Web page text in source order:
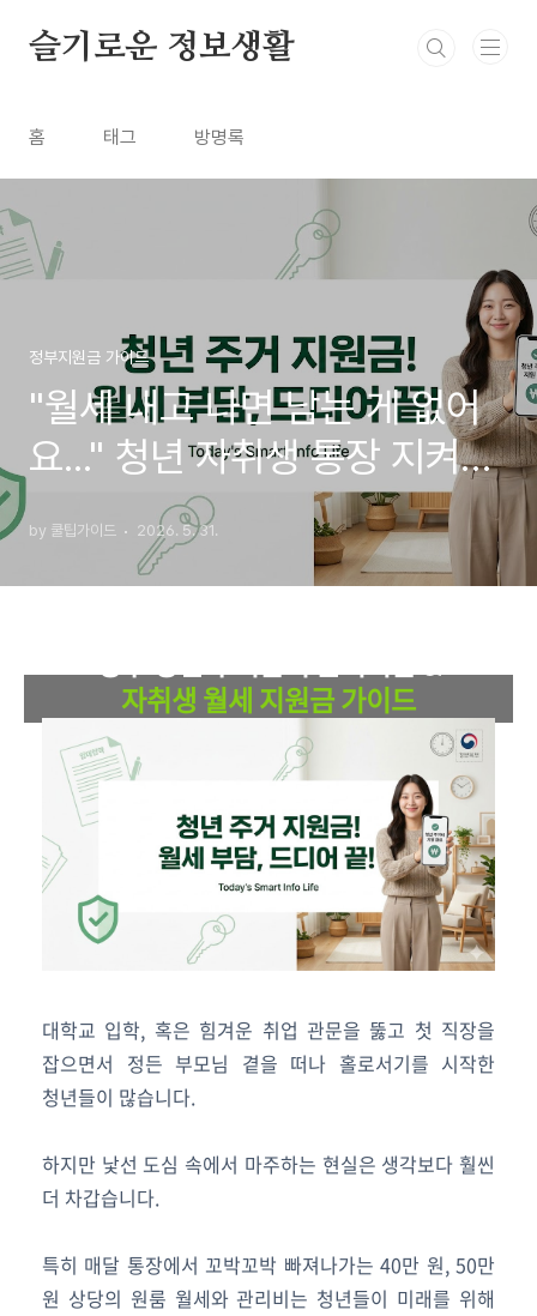
슬기로운 정보생활
홈 태그 방명록
정부지원금 가이드
"월세 내고 나면 남는 게 없어
요..." 청년 자취생 통장 지켜줄
매달 30만원 주거지원금 신청
법
by 쿨팁가이드 2026. 5. 31.
자취생 월세 지원금 가이드
독립한 청년들의 주거비 부담을 씻어줄 실질적 주거 혜택
2026년 최신 기준 자격 요건, 매달 최대 34만 원 수령법 총정리
대학교 입학, 혹은 힘겨운 취업 관문을 뚫고 첫 직장을
잡으면서 정든 부모님 곁을 떠나 홀로서기를 시작한
청년들이 많습니다.
하지만 낯선 도심 속에서 마주하는 현실은 생각보다 훨씬
더 차갑습니다.
특히 매달 통장에서 꼬박꼬박 빠져나가는 40만 원, 50만
원 상당의 원룸 월세와 관리비는 청년들이 미래를 위해